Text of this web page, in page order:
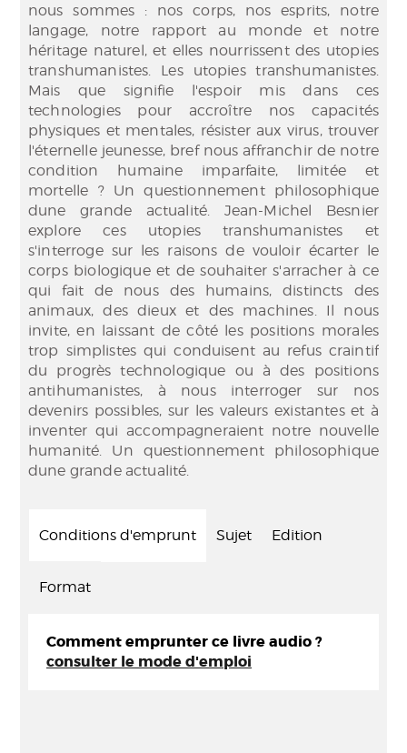
nous sommes : nos corps, nos esprits, notre
langage, notre rapport au monde et notre
héritage naturel, et elles nourrissent des utopies
transhumanistes. Les utopies transhumanistes.
Mais que signifie l'espoir mis dans ces
technologies pour accroître nos capacités
physiques et mentales, résister aux virus, trouver
l'éternelle jeunesse, bref nous affranchir de notre
condition humaine imparfaite, limitée et
mortelle ? Un questionnement philosophique
dune grande actualité. Jean-Michel Besnier
explore ces utopies transhumanistes et
s'interroge sur les raisons de vouloir écarter le
corps biologique et de souhaiter s'arracher à ce
qui fait de nous des humains, distincts des
animaux, des dieux et des machines. Il nous
invite, en laissant de côté les positions morales
trop simplistes qui conduisent au refus craintif
du progrès technologique ou à des positions
antihumanistes, à nous interroger sur nos
devenirs possibles, sur les valeurs existantes et à
inventer qui accompagneraient notre nouvelle
humanité. Un questionnement philosophique
dune grande actualité.
Conditions d'emprunt Sujet Edition
Format
Comment emprunter ce livre audio ?
consulter le mode d'emploi